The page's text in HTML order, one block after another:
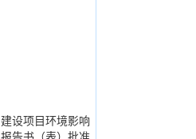
建设项目环境影响
报告书（表）批准